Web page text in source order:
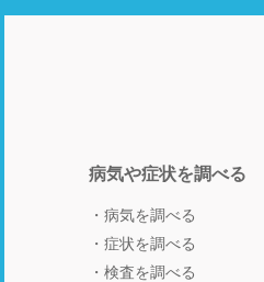
病気や症状を調べる
病気を調べる
症状を調べる
検査を調べる